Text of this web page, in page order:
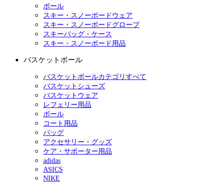
ポール
スキー・スノーボードウェア
スキー・スノーボードグローブ
スキーバッグ・ケース
スキー・スノーボード用品
バスケットボール
バスケットボールカテゴリすべて
バスケットシューズ
バスケットウェア
レフェリー用品
ボール
コート用品
バッグ
アクセサリー・グッズ
ケア・サポーター用品
adidas
ASICS
NIKE